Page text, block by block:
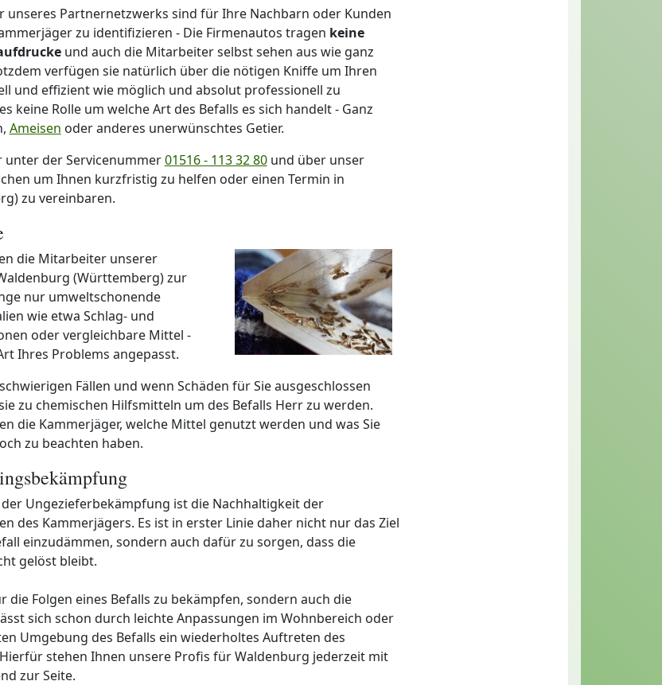
unseres Partnernetzwerks sind für Ihre Nachbarn oder Kunden
zu identifizieren - Die Firmenautos tragen keine
und auch die Mitarbeiter selbst sehen aus wie ganz
verfügen sie natürlich über die nötigen Kniffe um Ihren
und effizient wie möglich und absolut professionell zu
keine Rolle um welche Art des Befalls es sich handelt - Ganz
Ameisen oder anderes unerwünschtes Getier.
der Servicenummer01516 - 113 32 80und über unser
um Ihnen kurzfristig zu helfen oder einen Termin in
zu vereinbaren.
die Mitarbeiter unserer
(Württemberg) zur
nur umweltschonende
wie etwa Schlag- und
oder vergleichbare Mittel -
Ihres Problems angepasst.
Fällen und wenn Schäden für Sie ausgeschlossen
zu chemischen Hilfsmitteln um des Befalls Herr zu werden.
die Kammerjäger, welche Mittel genutzt werden und was Sie
zu beachten haben.
Ungezieferbekämpfung ist die Nachhaltigkeit der
des Kammerjägers. Es ist in erster Linie daher nicht nur das Ziel
einzudämmen, sondern auch dafür zu sorgen, dass die
gelöst bleibt.
Folgen eines Befalls zu bekämpfen, sondern auch die
sich schon durch leichte Anpassungen im Wohnbereich oder
Umgebung des Befalls ein wiederholtes Auftreten des
stehen Ihnen unsere Profis für Waldenburg jederzeit mit
zur Seite.